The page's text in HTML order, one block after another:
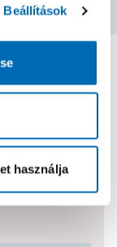
Beállítások
használja